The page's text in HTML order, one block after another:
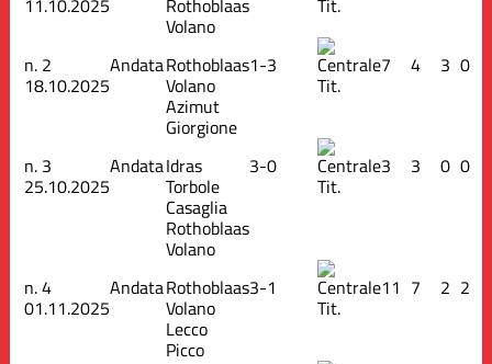
Volano
n. 2
18.10.2025
AndataRothoblaas
Volano
Azimut
Giorgione
1-3
Tit.
7 4 3 0
n. 3
25.10.2025
AndataIdras
Torbole
Casaglia
Rothoblaas
Volano
3-0
Tit.
3 3 0 0
n.4
01.11.2025
AndataRothoblaas
Volano
Lecco
Picco
3-1
Tit.
11 7 2 2